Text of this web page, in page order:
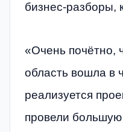
бизнес-разборы,
«Очень почётно,
область вошла в
реализуется
провели большую